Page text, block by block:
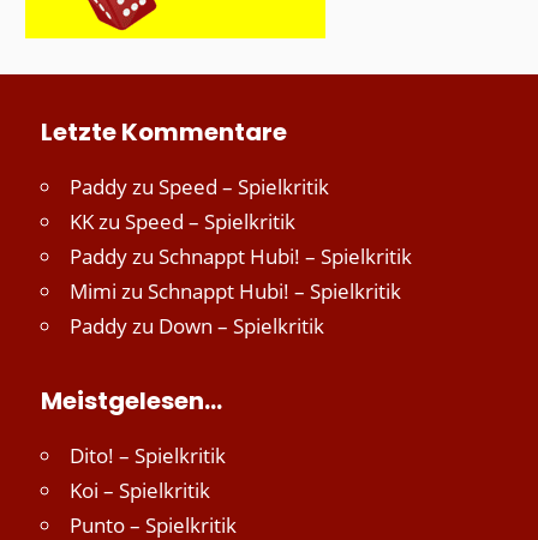
Letzte Kommentare
Paddy zu Speed – Spielkritik
KK zu Speed – Spielkritik
Paddy zu Schnappt Hubi! – Spielkritik
Mimi zu Schnappt Hubi! – Spielkritik
Paddy zu Down – Spielkritik
Meistgelesen…
Dito! – Spielkritik
Koi – Spielkritik
Punto – Spielkritik